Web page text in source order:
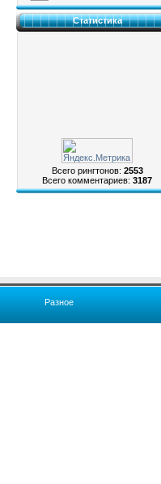
Статистика
Всего рингтонов: 2553
Всего комментариев: 3187
Разное